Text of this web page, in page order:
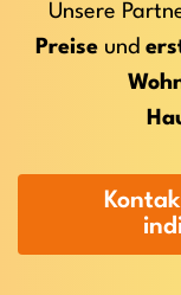
Unsere
Preise und